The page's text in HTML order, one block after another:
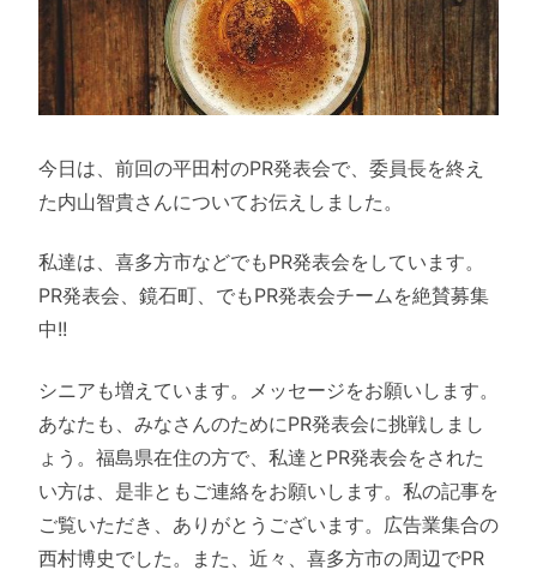
今日は、前回の平田村のPR発表会で、委員長を終え
た内山智貴さんについてお伝えしました。
私達は、喜多方市などでもPR発表会をしています。
PR発表会、鏡石町、でもPR発表会チームを絶賛募集
中!!
シニアも増えています。メッセージをお願いします。
あなたも、みなさんのためにPR発表会に挑戦しまし
ょう。福島県在住の方で、私達とPR発表会をされた
い方は、是非ともご連絡をお願いします。私の記事を
ご覧いただき、ありがとうございます。広告業集合の
西村博史でした。また、近々、喜多方市の周辺でPR